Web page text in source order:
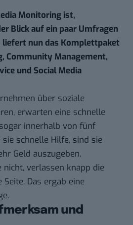
Monitoring ist,
Blick auf ein paar Umfragen
liefert nun das Komplettpaket
Community Management,
und Social Media
über soziale
erwarten eine schnelle
innerhalb von fünf
schnelle Hilfe, sind sie
Geld auszugeben.
nicht, verlassen knapp die
Das ergab eine
.
und